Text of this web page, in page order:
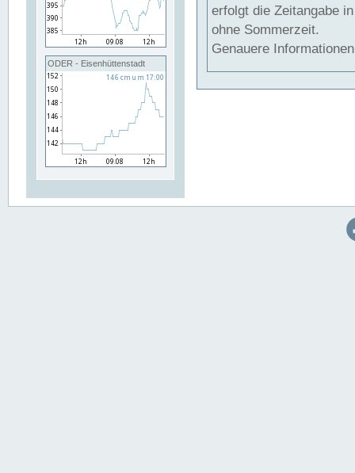
ODER - Eisenhüttenstadt
erfolgt die Zeitangabe
ohne Sommerzeit.
Genauere